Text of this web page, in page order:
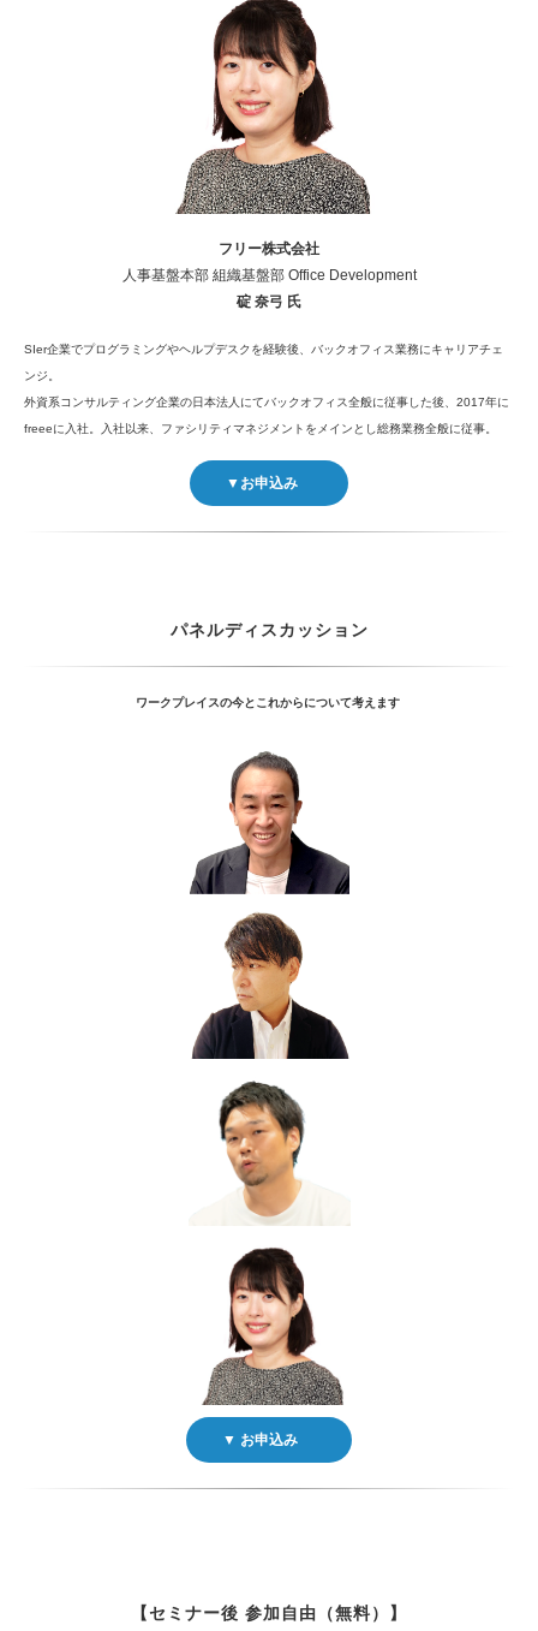
フリー株式会社
人事基盤本部 組織基盤部 Office Development
碇 奈弓 氏
SIer企業でプログラミングやヘルプデスクを経験後、バックオフィス業務にキャリアチェ
ンジ。
外資系コンサルティング企業の日本法人にてバックオフィス全般に従事した後、2017年に
freeeに入社。入社以来、ファシリティマネジメントをメインとし総務業務全般に従事。
▼お申込み
パネルディスカッション
ワークプレイスの今とこれからについて考えます
▼ お申込み
【セミナー後 参加自由（無料）】